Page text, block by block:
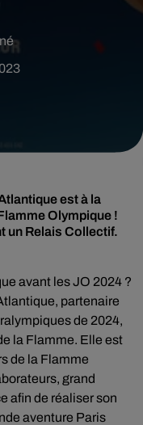
est à la
Olympique !
un Relais Collectif.
avant les JO 2024 ?
partenaire
de 2024,
la Flamme. Elle est
de la Flamme
grand
afin de réaliser son
aventure Paris